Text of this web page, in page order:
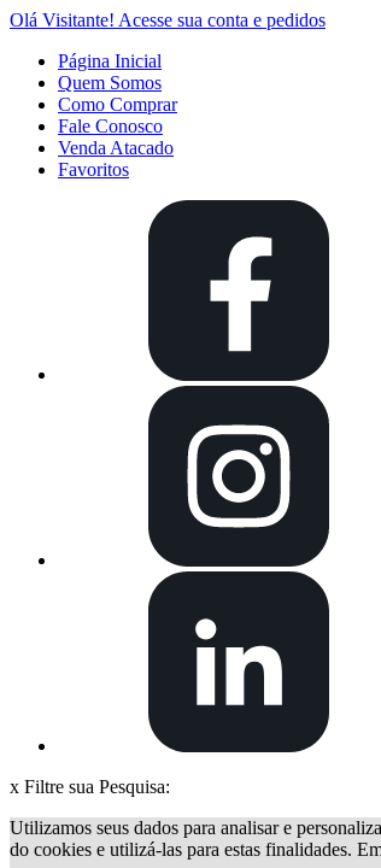
Olá Visitante! Acesse sua conta e pedidos
Página Inicial
Quem Somos
Como Comprar
Fale Conosco
Venda Atacado
Favoritos
x Filtre sua Pesquisa:
Utilizamos seus dados para analisar e
do cookies e utilizá-las para estas finalidades.